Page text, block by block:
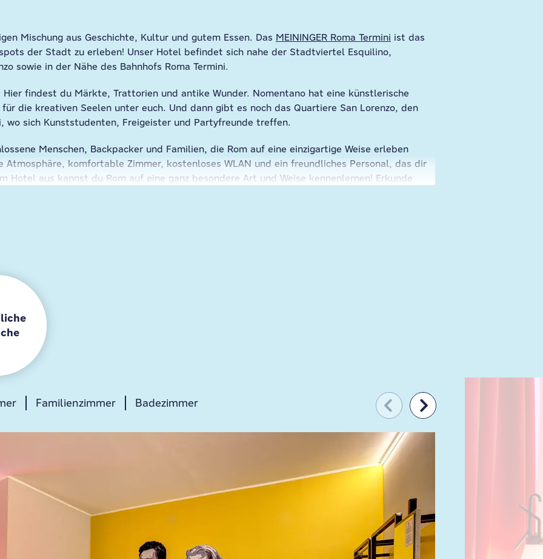
Mischung aus Geschichte, Kultur und gutem Essen. Das MEININGER Roma Termini ist das
der Stadt zu erleben! Unser Hotel befindet sich nahe der Stadtviertel Esquilino,
sowie in der Nähe des Bahnhofs Roma Termini.
findest du Märkte, Trattorien und antike Wunder. Nomentano hat eine künstlerische
die kreativen Seelen unter euch. Und dann gibt es noch das Quartiere San Lorenzo, den
wo sich Kunststudenten, Freigeister und Partyfreunde treffen.
Menschen, Backpacker und Familien, die Rom auf eine einzigartige Weise erleben
Atmosphäre, komfortable Zimmer, kostenloses WLAN und ein freundliches Personal, das dir
Hotel aus kannst du Rom auf eine ganz besondere Art und Weise kennenlernen! Erkunde
wie die Italiener- und das alles nur wenige Schritte entfernt vom MEININGER
Familienzimmer Badezimmer
& eat zone